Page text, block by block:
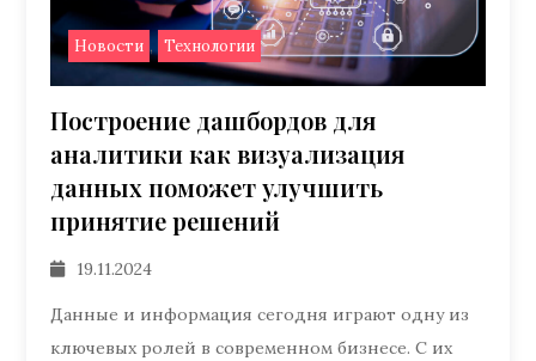
Новости , Технологии
Построение дашбордов для
аналитики как визуализация
данных поможет улучшить
принятие решений
19.11.2024
Данные и информация сегодня играют одну из
ключевых ролей в современном бизнесе. С их